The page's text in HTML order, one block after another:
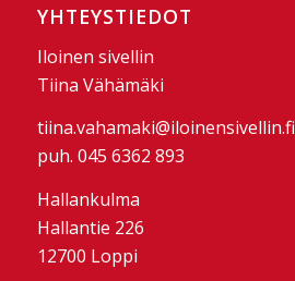
YHTEYSTIEDOT
Iloinen sivellin
Tiina Vähämäki
tiina.vahamaki@iloinensivellin.fi
puh. 045 6362 893
Hallankulma
Hallantie 226
12700 Loppi